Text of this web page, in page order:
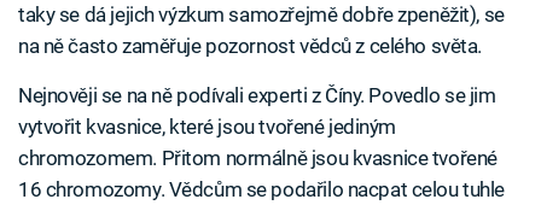
taky se dá jejich výzkum samozřejmě dobře zpeněžit), se
na ně často zaměřuje pozornost vědců z celého světa.
Nejnověji se na ně podívali experti z Číny. Povedlo se jim
vytvořit kvasnice, které jsou tvořené jediným
chromozomem. Přitom normálně jsou kvasnice tvořené
16 chromozomy. Vědcům se podařilo nacpat celou tuhle